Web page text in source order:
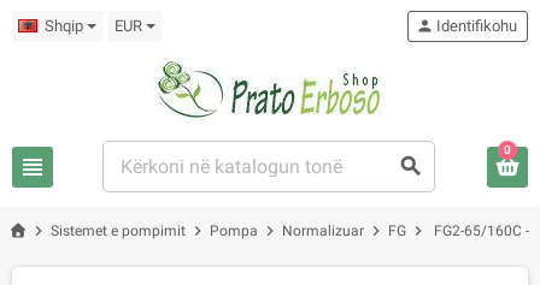
Shqip EUR
view_headline search
person Identifikohu
0
chevron_right Sistemet e pompimit chevron_right Pompa chevron_right Normalizuar chevron_right FG chevron_right FG2-65/160C -